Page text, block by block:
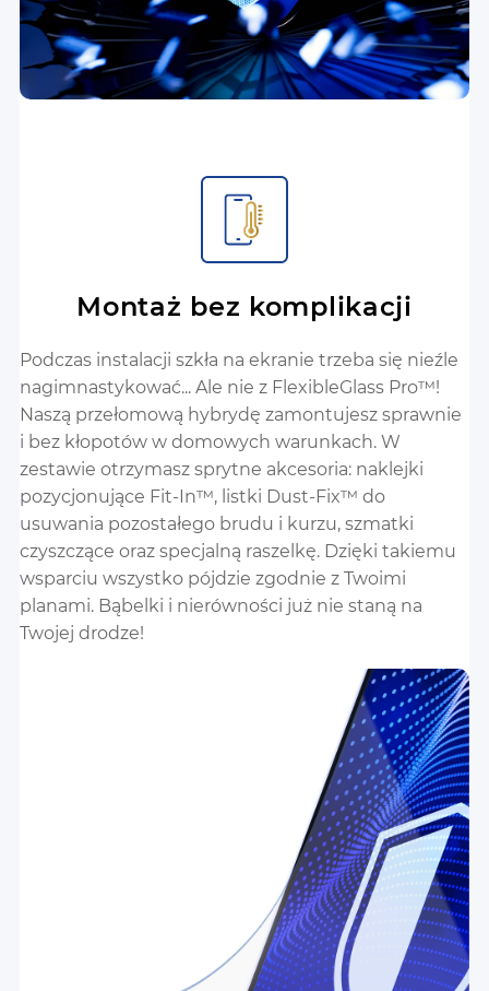
Montaż bez komplikacji
Podczas instalacji szkła na ekranie trzeba się nieźle
nagimnastykować... Ale nie z FlexibleGlass Pro™!
Naszą przełomową hybrydę zamontujesz sprawnie
i bez kłopotów w domowych warunkach. W
zestawie otrzymasz sprytne akcesoria: naklejki
pozycjonujące Fit-In™, listki Dust-Fix™ do
usuwania pozostałego brudu i kurzu, szmatki
czyszczące oraz specjalną raszelkę. Dzięki takiemu
wsparciu wszystko pójdzie zgodnie z Twoimi
planami. Bąbelki i nierówności już nie staną na
Twojej drodze!